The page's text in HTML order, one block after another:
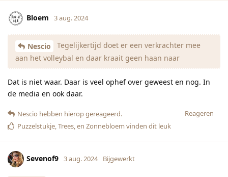
Bloem 3 aug. 2024
Nescio
Tegelijkertijd doet er een verkrachter mee
aan het volleybal en daar kraait geen haan naar
Dat is niet waar. Daar is veel ophef over geweest en nog. In
de media en ook daar.
Reageren
Nescio hebben hierop gereageerd.
Puzzelstukje,Trees, en Zonnebloem vinden dit leuk
Sevenof9 3 aug. 2024 Bijgewerkt